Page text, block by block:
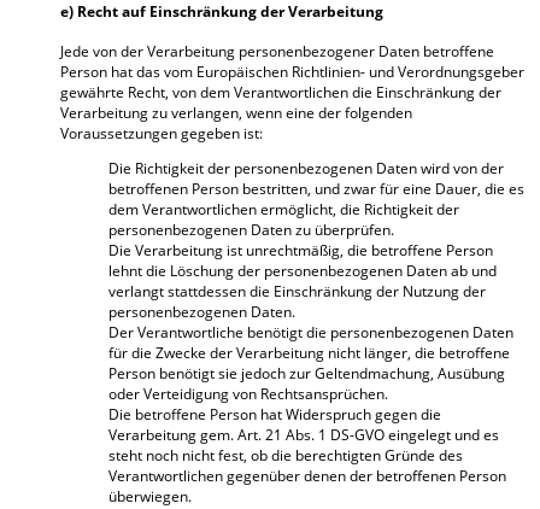
e) Recht auf Einschränkung der Verarbeitung
Jede von der Verarbeitung personenbezogener Daten betroffene
Person hat das vom Europäischen Richtlinien- und Verordnungsgeber
gewährte Recht, von dem Verantwortlichen die Einschränkung der
Verarbeitung zu verlangen, wenn eine der folgenden
Voraussetzungen gegeben ist:
Die Richtigkeit der personenbezogenen Daten wird von der
betroffenen Person bestritten, und zwar für eine Dauer, die es
dem Verantwortlichen ermöglicht, die Richtigkeit der
personenbezogenen Daten zu überprüfen.
Die Verarbeitung ist unrechtmäßig, die betroffene Person
lehnt die Löschung der personenbezogenen Daten ab und
verlangt stattdessen die Einschränkung der Nutzung der
personenbezogenen Daten.
Der Verantwortliche benötigt die personenbezogenen Daten
für die Zwecke der Verarbeitung nicht länger, die betroffene
Person benötigt sie jedoch zur Geltendmachung, Ausübung
oder Verteidigung von Rechtsansprüchen.
Die betroffene Person hat Widerspruch gegen die
Verarbeitung gem. Art. 21 Abs. 1 DS-GVO eingelegt und es
steht noch nicht fest, ob die berechtigten Gründe des
Verantwortlichen gegenüber denen der betroffenen Person
überwiegen.